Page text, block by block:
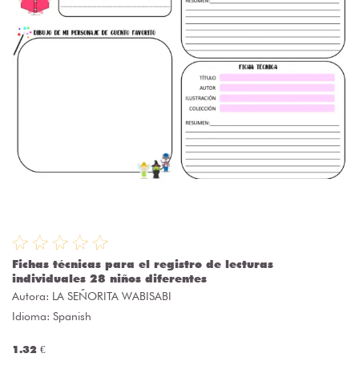
Fichas técnicas para el registro de lecturas
individuales 28 niños diferentes
Autora: LA SEÑORITA WABISABI
Idioma: Spanish
1.32 €